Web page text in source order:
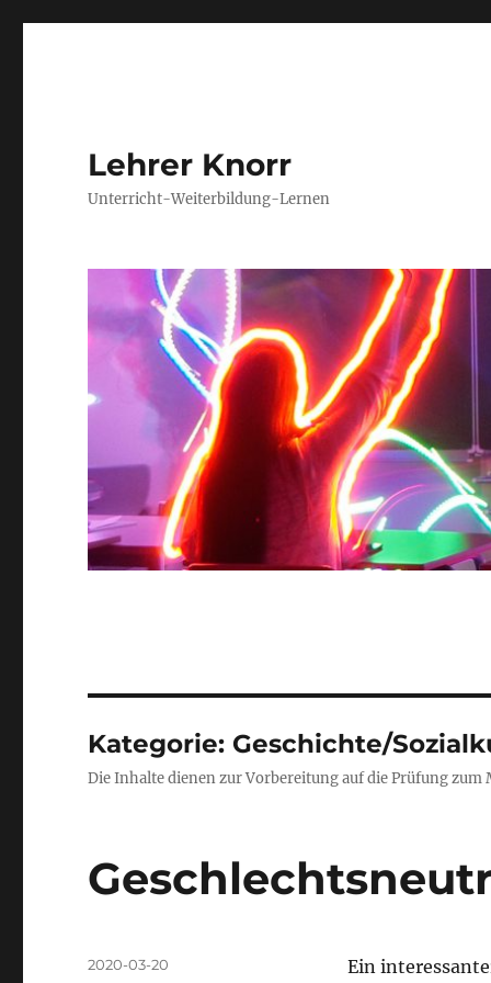
Lehrer Knorr
Unterricht-Weiterbildung-Lernen
Kategorie: Geschichte/
Die Inhalte dienen zur Vorbereitung auf die Prüfung
Ein
Veröffentlicht
2020-03-20